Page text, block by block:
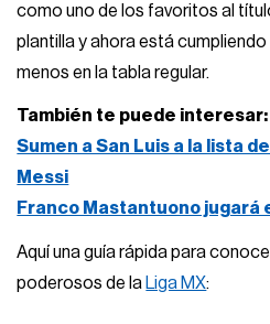
como uno de los favoritos al
plantilla y ahora está
menos en la tabla regular.
También te puede interesar:
Sumen a San Luis a la lista
Messi
Franco Mastantuono jugará
Aquí una guía rápida para
poderosos de la Liga MX: